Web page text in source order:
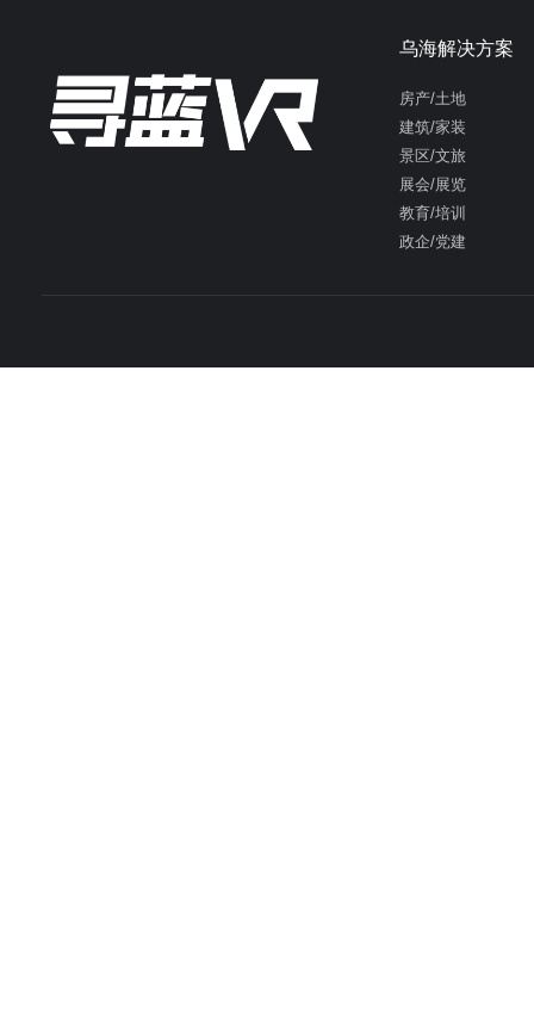
乌海解决方案
房产/土地
建筑/家装
景区/文旅
展会/展览
教育/培训
政企/党建